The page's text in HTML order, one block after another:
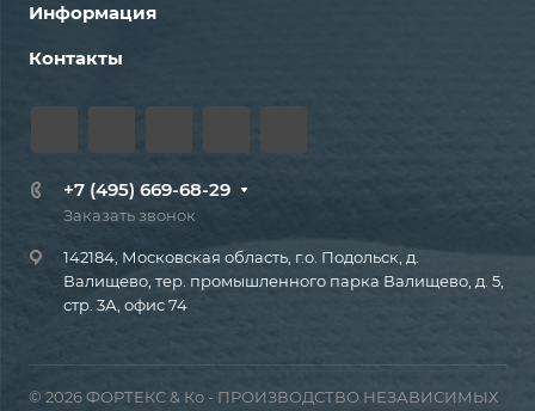
Информация
Контакты
+7 (495) 669-68-29
Заказать звонок
142184, Московская область, г.о. Подольск, д.
Валищево, тер. промышленного парка Валищево, д. 5,
стр. 3А, офис 74
© 2026 ФОРТЕКС & Ко - ПРОИЗВОДСТВО НЕЗАВИСИМЫХ